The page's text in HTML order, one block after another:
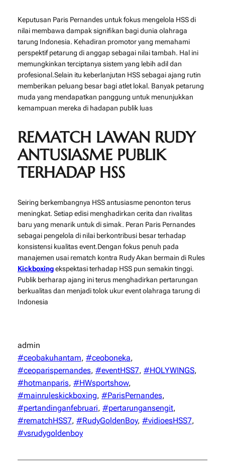
Keputusan Paris Pernandes untuk fokus mengelola HSS di
nilai membawa dampak signifikan bagi dunia olahraga
tarung Indonesia. Kehadiran promotor yang memahami
perspektif petarung di anggap sebagai nilai tambah. Hal ini
memungkinkan terciptanya sistem yang lebih adil dan
profesional.Selain itu keberlanjutan HSS sebagai ajang rutin
memberikan peluang besar bagi atlet lokal. Banyak petarung
muda yang mendapatkan panggung untuk menunjukkan
kemampuan mereka di hadapan publik luas
REMATCH LAWAN RUDY
ANTUSIASME PUBLIK
TERHADAP HSS
Seiring berkembangnya HSS antusiasme penonton terus
meningkat. Setiap edisi menghadirkan cerita dan rivalitas
baru yang menarik untuk di simak. Peran Paris Pernandes
sebagai pengelola di nilai berkontribusi besar terhadap
konsistensi kualitas event.Dengan fokus penuh pada
manajemen usai rematch kontra Rudy Akan bermain di Rules
Kickboxingekspektasi terhadap HSS pun semakin tinggi.
Publik berharap ajang ini terus menghadirkan pertarungan
berkualitas dan menjadi tolok ukur event olahraga tarung di
Indonesia
admin
#ceobakuhantam, #ceoboneka
#ceoparispernandes, #eventHSS7, #HOLYWINGS
#hotmanparis, #HWsportshow
#mainruleskickboxing, #ParisPernandes
#pertandinganfebruari, #pertarungansengit
#rematchHSS7, #RudyGoldenBoy, #vidioesHSS7
#vsrudygoldenboy